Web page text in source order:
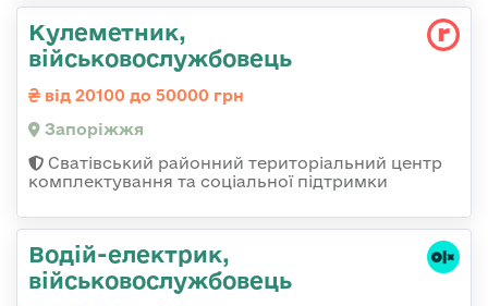
Кулеметник,
військовослужбовець
від 20100 до 50000 грн
Запоріжжя
Сватівський районний територіальний центр
комплектування та соціальної підтримки
Водій-електрик,
військовослужбовець